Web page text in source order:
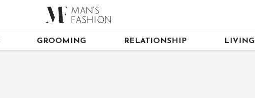
GROOMING RELATIONSHIP LIVING